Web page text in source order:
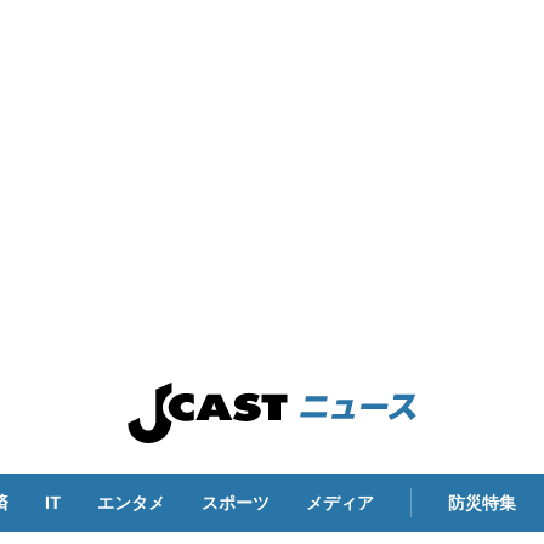
IT エンタメ スポーツ メディア 防災特集